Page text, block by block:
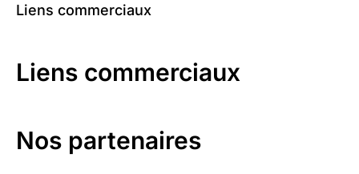
Liens commerciaux
Liens commerciaux
Nos partenaires